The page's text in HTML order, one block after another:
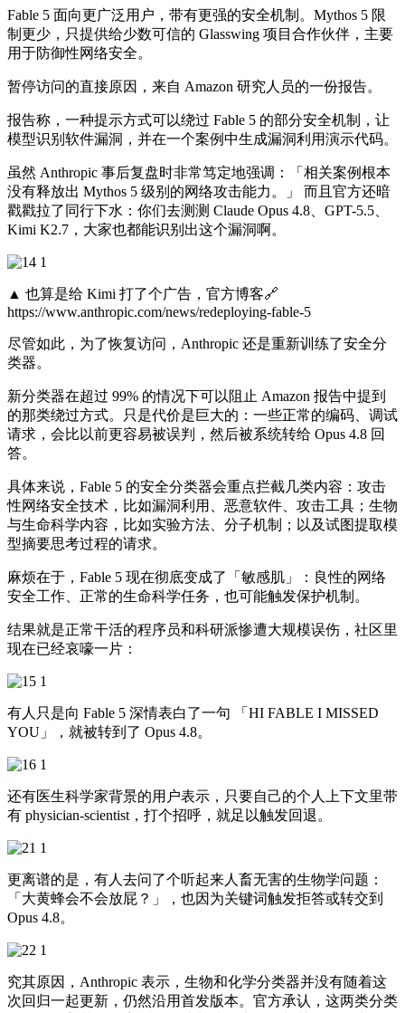
Fable 5 面向更广泛用户，带有更强的安全机制。Mythos 5 限
制更少，只提供给少数可信的 Glasswing 项目合作伙伴，主要
用于防御性网络安全。
暂停访问的直接原因，来自 Amazon 研究人员的一份报告。
报告称，一种提示方式可以绕过 Fable 5 的部分安全机制，让
模型识别软件漏洞，并在一个案例中生成漏洞利用演示代码。
虽然 Anthropic 事后复盘时非常笃定地强调：「相关案例根本
没有释放出 Mythos 5 级别的网络攻击能力。」 而且官方还暗
戳戳拉了同行下水：你们去测测 Claude Opus 4.8、GPT-5.5、
Kimi K2.7，大家也都能识别出这个漏洞啊。
▲ 也算是给 Kimi 打了个广告，官方博客🔗
https://www.anthropic.com/news/redeploying-fable-5
尽管如此，为了恢复访问，Anthropic 还是重新训练了安全分
类器。
新分类器在超过 99% 的情况下可以阻止 Amazon 报告中提到
的那类绕过方式。只是代价是巨大的：一些正常的编码、调试
请求，会比以前更容易被误判，然后被系统转给 Opus 4.8 回
答。
具体来说，Fable 5 的安全分类器会重点拦截几类内容：攻击
性网络安全技术，比如漏洞利用、恶意软件、攻击工具；生物
与生命科学内容，比如实验方法、分子机制；以及试图提取模
型摘要思考过程的请求。
麻烦在于，Fable 5 现在彻底变成了「敏感肌」：良性的网络
安全工作、正常的生命科学任务，也可能触发保护机制。
结果就是正常干活的程序员和科研派惨遭大规模误伤，社区里
现在已经哀嚎一片：
有人只是向 Fable 5 深情表白了一句 「HI FABLE I MISSED
YOU」，就被转到了 Opus 4.8。
还有医生科学家背景的用户表示，只要自己的个人上下文里带
有 physician-scientist，打个招呼，就足以触发回退。
更离谱的是，有人去问了个听起来人畜无害的生物学问题：
「大黄蜂会不会放屁？」，也因为关键词触发拒答或转交到
Opus 4.8。
究其原因，Anthropic 表示，生物和化学分类器并没有随着这
次回归一起更新，仍然沿用首发版本。官方承认，这两类分类